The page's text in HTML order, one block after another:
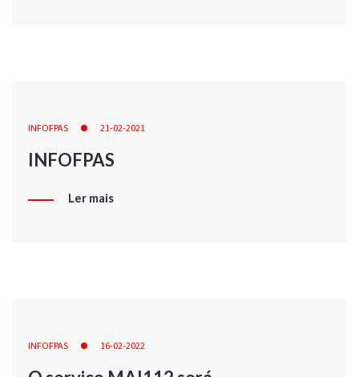
INFOFPAS 21-02-2021
INFOFPAS
Ler mais
INFOFPAS 16-02-2022